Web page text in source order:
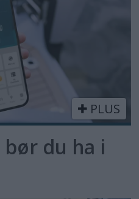
PLUS
bør du ha i